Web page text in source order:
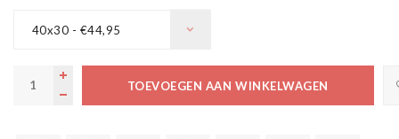
40x30 - €44,95
TOEVOEGEN AAN WINKELWAGEN